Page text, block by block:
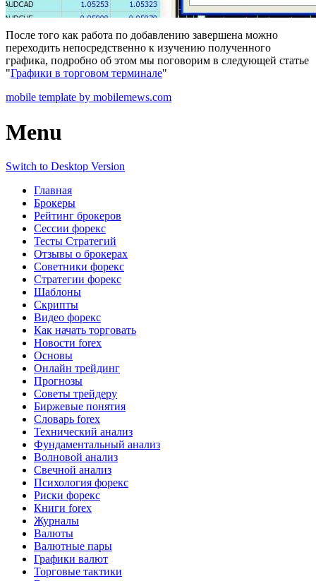
После того как работа по добавлению завершена можно
переходить непосредственно к изучению полученного
графика, подробно об этом мы поговорим в следующей статье
"Графики в торговом терминале"
mobile template by mobilemews.com
Menu
Switch to Desktop Version
Главная
Брокеры
Рейтинг брокеров
Сессии форекс
Тесты Стратегий
Отзывы о брокерах
Советники форекс
Стратегии форекс
Шаблоны
Скрипты
Видео форекс
Как начать торговать
Новости forex
Основы
Онлайн трейдинг
Прогнозы
Советы трейдеру
Биржевые понятия
Словарь forex
Технический анализ
Фундаментальный анализ
Волновой анализ
Свечной анализ
Психология форекс
Риски форекс
Книги forex
Журналы
Валюты
Валютные пары
Графики валют
Торговые тактики